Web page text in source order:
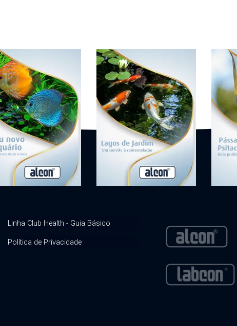
Linha Club Health - Guia Básico
Política de Privacidade